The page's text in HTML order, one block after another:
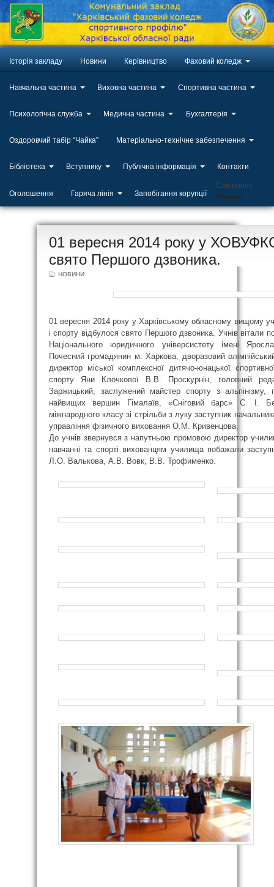
Історія закладу Новини Керівництво Фаховий коледж
Навчальна частина Виховна частина Спортивна частина
Психологічна служба Медична частина Бухгалтерія
Оздоровчий табір “Чайка” Матеріально-технічне забезпечення
Бібліотека Вступнику Публічна інформація Контакти
Оголошення Гаряча лінія Запобігання корупції
Categories
Новини
20
01 вересня 2014 року у
свято Першого дзвоника.
НОВИНИ
01 вересня 2014 року у Харківському обласному вищому
і спорту відбулося свято Першого дзвоника. Учнів вітали
Національного юридичного універсистету імені
Почесний громадянин м. Харкова, дворазовий
директор міської комплексної дитячо-юнацької
спорту Яни Клочкової В.В. Проскурнін, головний
Заржицький, заслужений майстер спорту з альпінізму,
найвищих вершин Гімалаїв, «Сніговий барс» С. І.
міжнародного класу зі стрільби з луку заступник
управління фізичного виховання О.М. Кривенцова.
До учнів звернувся з напутньою промовою директор
навчанні та спорті вихованцям училища побажали
Л.О. Валькова, А.В. Вовк, В.В. Трофименко.